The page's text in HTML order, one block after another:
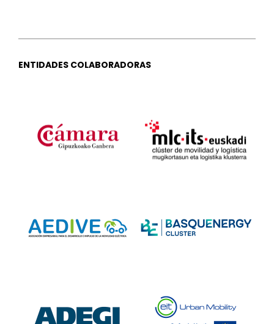
ENTIDADES COLABORADORAS